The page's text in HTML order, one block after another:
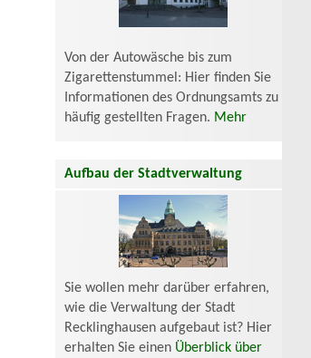
Von der Autowäsche bis zum
Zigarettenstummel: Hier finden Sie
Informationen des Ordnungsamts zu
häufig gestellten Fragen. Mehr
Aufbau der Stadtverwaltung
Sie wollen mehr darüber erfahren,
wie die Verwaltung der Stadt
Recklinghausen aufgebaut ist? Hier
erhalten Sie einen Überblick über